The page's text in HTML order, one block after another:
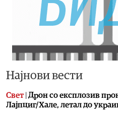
Најнови вести
Свет| Дрон со експлозив
Лајпциг/Хале, летал до